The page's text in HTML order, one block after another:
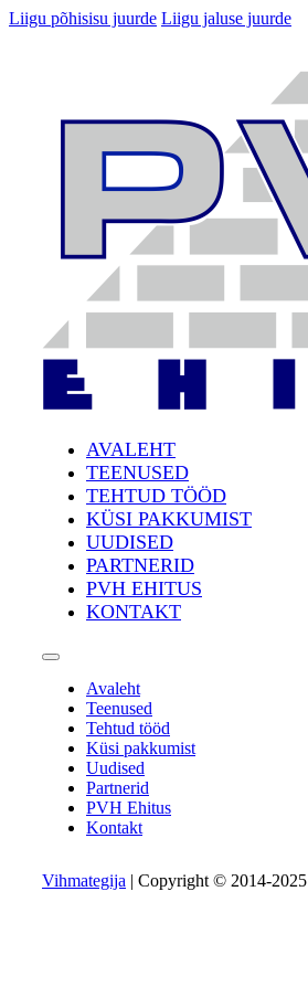
Liigu põhisisu juurde Liigu jaluse juurde
AVALEHT
TEENUSED
TEHTUD TÖÖD
KÜSI PAKKUMIST
UUDISED
PARTNERID
PVH EHITUS
KONTAKT
Avaleht
Teenused
Tehtud tööd
Küsi pakkumist
Uudised
Partnerid
PVH Ehitus
Kontakt
Vihmategija | Copyright © 2014-2025